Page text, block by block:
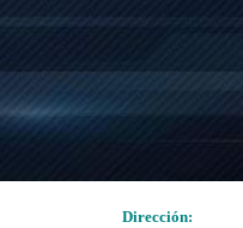
Dirección: